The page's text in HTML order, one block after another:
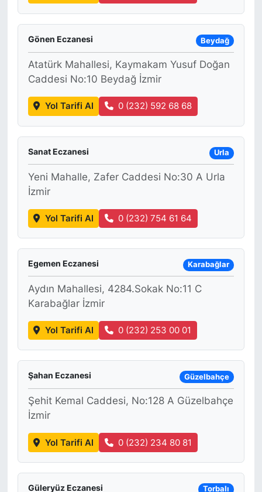
Gönen Eczanesi Beydağ
Atatürk Mahallesi, Kaymakam Yusuf Doğan
Caddesi No:10 Beydağ İzmir
Yol Tarifi Al 0 (232) 592 68 68
Sanat Eczanesi Urla
Yeni Mahalle, Zafer Caddesi No:30 A Urla
İzmir
Yol Tarifi Al 0 (232) 754 61 64
Egemen Eczanesi Karabağlar
Aydın Mahallesi, 4284.Sokak No:11 C
Karabağlar İzmir
Yol Tarifi Al 0 (232) 253 00 01
Şahan Eczanesi Güzelbahçe
Şehit Kemal Caddesi, No:128 A Güzelbahçe
İzmir
Yol Tarifi Al 0 (232) 234 80 81
Güleryüz Eczanesi Torbalı